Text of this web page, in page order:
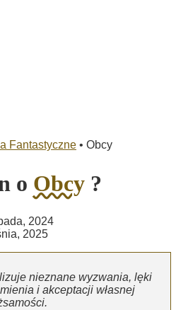
Fantastyczne • Obcy
o Obcy ?
2024
2025
nieznane wyzwania, lęki
i akceptacji własnej